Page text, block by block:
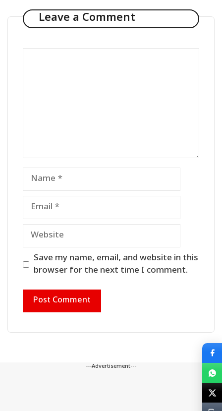
Leave a Comment
Name
Email
Website
Save my name, email, and website in this
browser for the next time I comment.
---Advertisement---